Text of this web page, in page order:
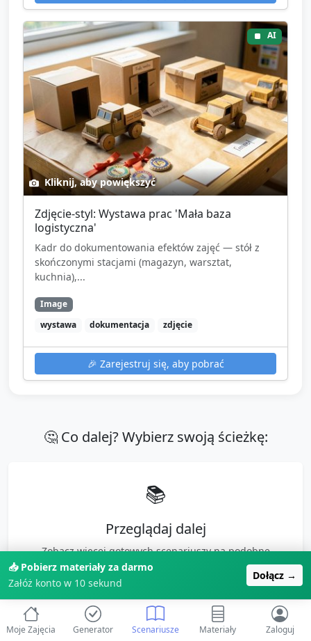
AI
Kliknij, aby powiększyć
Zdjęcie-styl: Wystawa prac 'Mała baza
logistyczna'
Kadr do dokumentowania efektów zajęć — stół z
skończonymi stacjami (magazyn, warsztat,
kuchnia),...
Image
wystawa
dokumentacja zdjęcie
🎉 Zarejestruj się, aby pobrać
🤔 Co dalej? Wybierz swoją ścieżkę:
📚
Przeglądaj dalej
Zobacz więcej gotowych scenariuszy na podobne
tematy
Gospodarczych
📥 Pobierz materiały za darmo
Załóż konto w 10 sekund
Dołącz →
Moje Zajęcia Generator Scenariusze Materiały Zaloguj